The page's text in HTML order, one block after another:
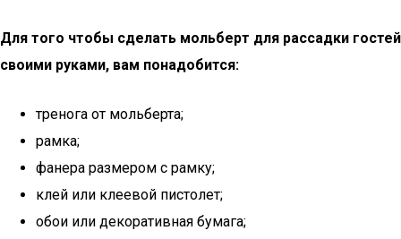
Для того чтобы сделать мольберт для рассадки гостей
своими руками, вам понадобится:
тренога от мольберта;
рамка;
фанера размером с рамку;
клей или клеевой пистолет;
обои или декоративная бумага;